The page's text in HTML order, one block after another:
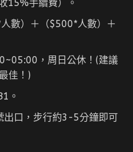
15%手續費）。
數）＋（$500*人數）＋
，周日公休！(建議
佳！)
。
出口，步行約3-5分鐘即可